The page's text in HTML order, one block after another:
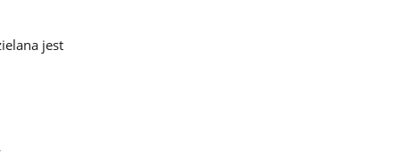
jest